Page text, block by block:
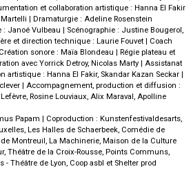
et collaboration artistique : Hanna El Fakir
Martelli | Dramaturgie : Adeline Rosenstein
: Janoé Vulbeau | Scénographie : Justine Bougerol,
et direction technique : Laurie Fouvet | Coach
sonore : Maïa Blondeau | Régie plateau et
avec Yorrick Detroy, Nicolas Marty | Assistanat
: Hanna El Fakir, Skandar Kazan Seckar |
| Accompagnement, production et diffusion :
Rosine Louviaux, Alix Maraval, Apolline
Papam | Coproduction : Kunstenfestivaldesarts,
Les Halles de Schaerbeek, Comédie de
Montreuil, La Machinerie, Maison de la Culture
Théâtre de la Croix-Rousse, Points Communs,
Théâtre de Lyon, Coop asbl et Shelter prod